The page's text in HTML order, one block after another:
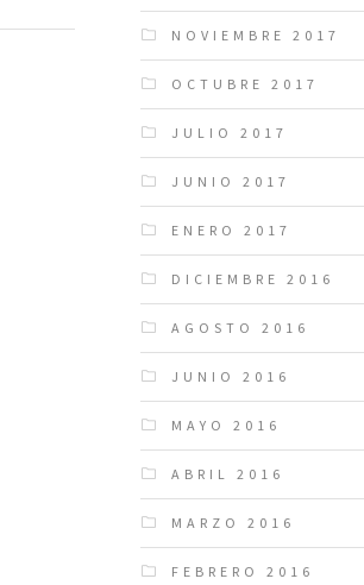
NOVIEMBRE 2017
OCTUBRE 2017
JULIO 2017
JUNIO 2017
ENERO 2017
DICIEMBRE 2016
AGOSTO 2016
JUNIO 2016
MAYO 2016
ABRIL 2016
MARZO 2016
FEBRERO 2016